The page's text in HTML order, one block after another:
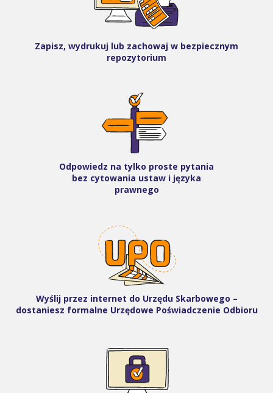
Zapisz, wydrukuj lub zachowaj w bezpiecznym
repozytorium
Odpowiedz na tylko proste pytania
bez cytowania ustaw i języka
prawnego
Wyślij przez internet do Urzędu Skarbowego –
dostaniesz formalne Urzędowe Poświadczenie Odbioru